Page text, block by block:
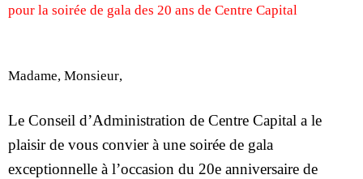
pour la soirée de gala des 20 ans de Centre Capital
Madame, Monsieur,
Le Conseil d’Administration de Centre Capital a le
plaisir de vous convier à une soirée de gala
exceptionnelle à l’occasion du 20e anniversaire de